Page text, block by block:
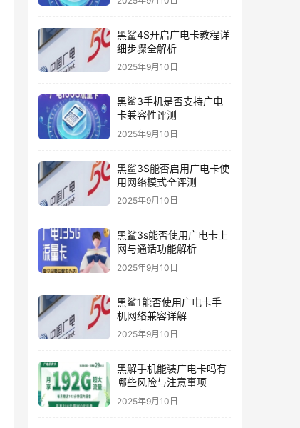
黑鲨4S开启广电卡教程详
细步骤全解析
2025年9月10日
黑鲨3手机是否支持广电
卡兼容性评测
2025年9月10日
黑鲨3S能否启用广电卡使
用网络模式全评测
2025年9月10日
黑鲨3s能否使用广电卡上
网与通话功能解析
2025年9月10日
黑鲨1能否使用广电卡手
机网络兼容详解
2025年9月10日
黑解手机能装广电卡吗有
哪些风险与注意事项
2025年9月10日